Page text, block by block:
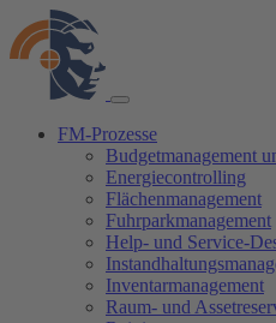
FM-Prozesse
Budgetmanagement
Energiecontrolling
Flächenmanagement
Fuhrparkmanagement
Help- und Service-
Inventarmanagement
Raum- und